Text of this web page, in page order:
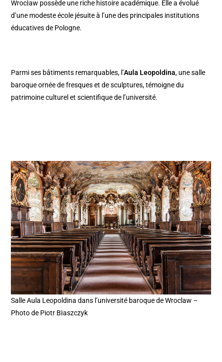
Wrocław possède une riche histoire académique. Elle a évolué
d’une modeste école jésuite à l’une des principales institutions
éducatives de Pologne.
Parmi ses bâtiments remarquables, l’Aula Leopoldina, une salle
baroque ornée de fresques et de sculptures, témoigne du
patrimoine culturel et scientifique de l’université.
Salle Aula Leopoldina dans l’université baroque de Wroclaw –
Photo de Piotr Błaszczyk